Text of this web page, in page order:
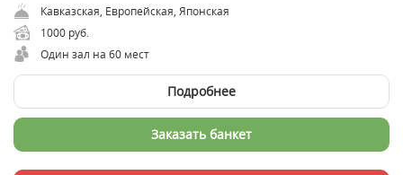
Кавказская, Европейская, Японская
1000 руб.
Один зал на 60 мест
Подробнее
Заказать банкет